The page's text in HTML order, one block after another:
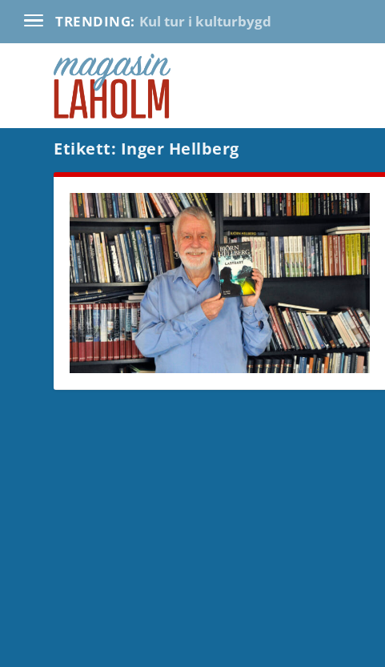
TRENDING: Kul tur i kulturbygd
Etikett: Inger Hellberg